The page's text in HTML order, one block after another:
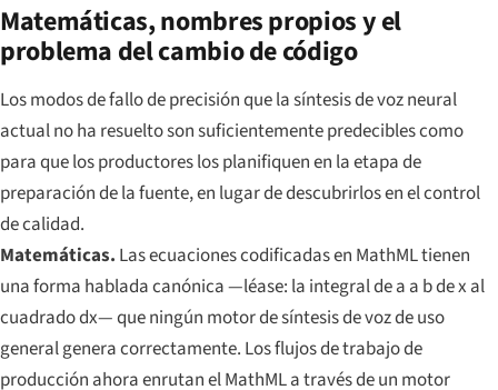
Matemáticas, nombres propios y el
problema del cambio de código
Los modos de fallo de precisión que la síntesis de voz neural
actual no ha resuelto son suficientemente predecibles como
para que los productores los planifiquen en la etapa de
preparación de la fuente, en lugar de descubrirlos en el control
de calidad.
Matemáticas. Las ecuaciones codificadas en MathML tienen
una forma hablada canónica —léase: la integral de a a b de x al
cuadrado dx— que ningún motor de síntesis de voz de uso
general genera correctamente. Los flujos de trabajo de
producción ahora enrutan el MathML a través de un motor